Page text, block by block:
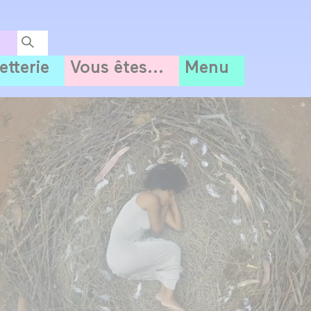
Vous êtes... Menu